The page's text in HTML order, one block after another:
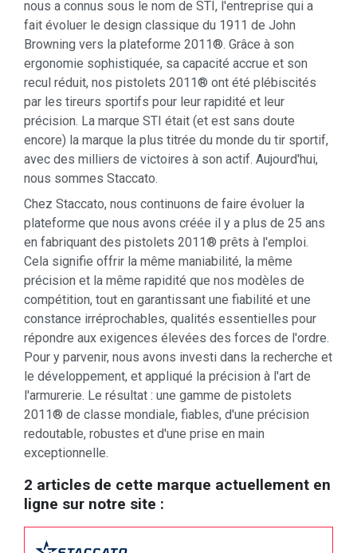
nous a connus sous le nom de STI, l'entreprise qui a
fait évoluer le design classique du 1911 de John
Browning vers la plateforme 2011®. Grâce à son
ergonomie sophistiquée, sa capacité accrue et son
recul réduit, nos pistolets 2011® ont été plébiscités
par les tireurs sportifs pour leur rapidité et leur
précision. La marque STI était (et est sans doute
encore) la marque la plus titrée du monde du tir sportif,
avec des milliers de victoires à son actif. Aujourd'hui,
nous sommes Staccato.
Chez Staccato, nous continuons de faire évoluer la
plateforme que nous avons créée il y a plus de 25 ans
en fabriquant des pistolets 2011® prêts à l'emploi.
Cela signifie offrir la même maniabilité, la même
précision et la même rapidité que nos modèles de
compétition, tout en garantissant une fiabilité et une
constance irréprochables, qualités essentielles pour
répondre aux exigences élevées des forces de l'ordre.
Pour y parvenir, nous avons investi dans la recherche et
le développement, et appliqué la précision à l'art de
l'armurerie. Le résultat : une gamme de pistolets
2011® de classe mondiale, fiables, d'une précision
redoutable, robustes et d'une prise en main
exceptionnelle.
2 articles de cette marque actuellement en
ligne sur notre site :